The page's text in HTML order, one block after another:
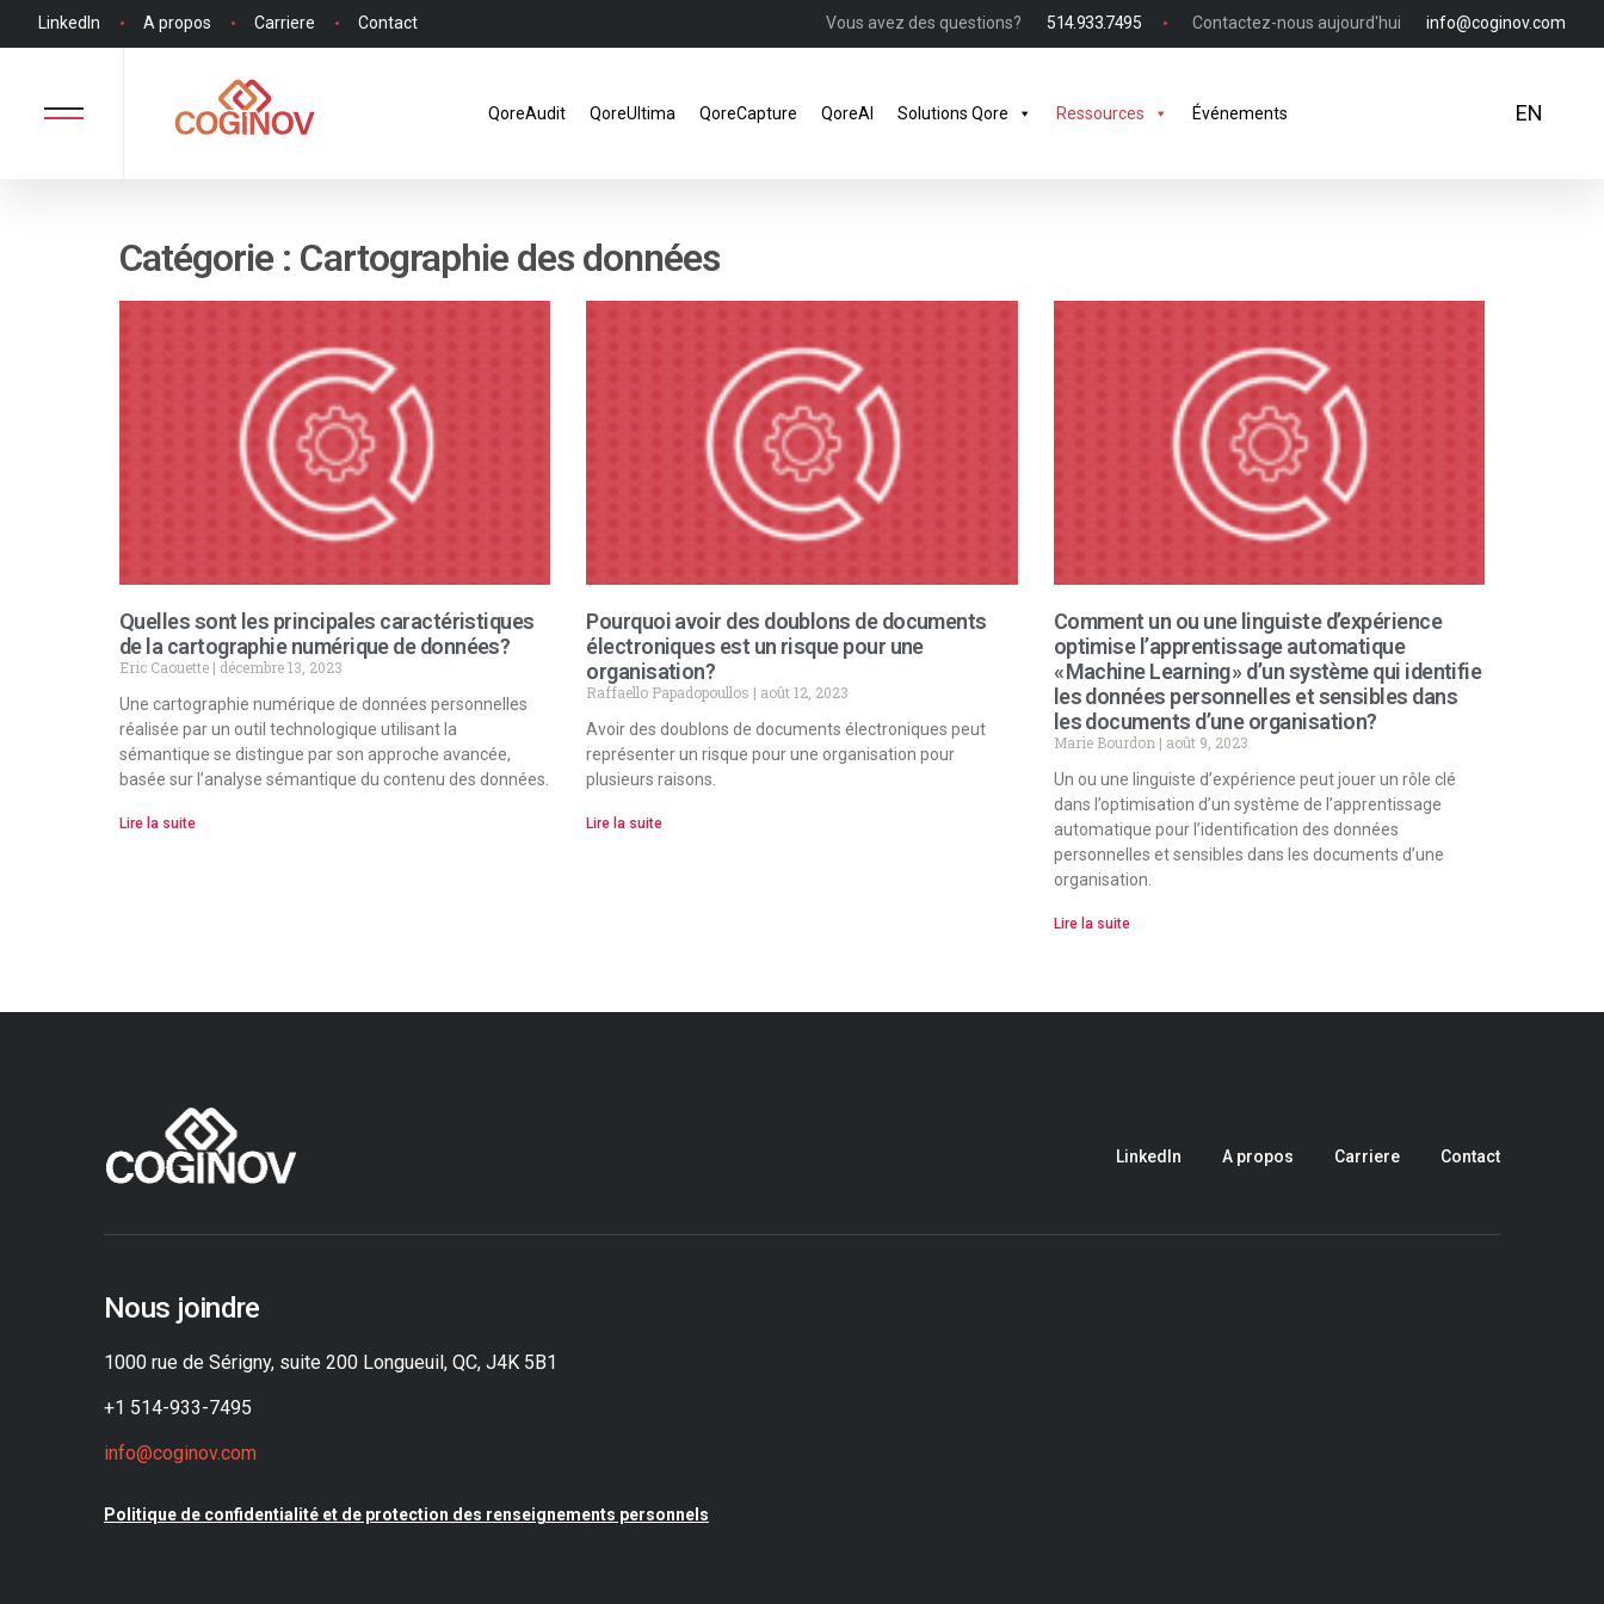
LinkedIn A propos Carriere Contact Vous avez des questions? 514.933.7495 Contactez-nous aujourd'hui info@coginov.com
QoreAudit QoreUltima QoreCapture QoreAI Solutions Qore Ressources Événements EN
Catégorie : Cartographie des données
Quelles sont les principales caractéristiques
de la cartographie numérique de données?
Eric Caouette
décembre 13, 2023
Une cartographie numérique de données personnelles
réalisée par un outil technologique utilisant la
sémantique se distingue par son approche avancée,
basée sur l’analyse sémantique du contenu des données.
Lire la suite
Pourquoi avoir des doublons de documents
électroniques est un risque pour une
organisation?
Raffaello Papadopoullos
août 12, 2023
Avoir des doublons de documents électroniques peut
représenter un risque pour une organisation pour
plusieurs raisons.
Lire la suite
Comment un ou une linguiste d’expérience
optimise l’apprentissage automatique
« Machine Learning » d’un système qui identifie
les données personnelles et sensibles dans
les documents d’une organisation?
Marie Bourdon
août 9, 2023
Un ou une linguiste d’expérience peut jouer un rôle clé
dans l’optimisation d’un système de l’apprentissage
automatique pour l’identification des données
personnelles et sensibles dans les documents d’une
organisation.
Lire la suite
LinkedIn A propos Carriere Contact
Nous joindre
1000 rue de Sérigny, suite 200 Longueuil, QC, J4K 5B1
+1 514-933-7495
info@coginov.com
Politique de confidentialité et de protection des renseignements personnels